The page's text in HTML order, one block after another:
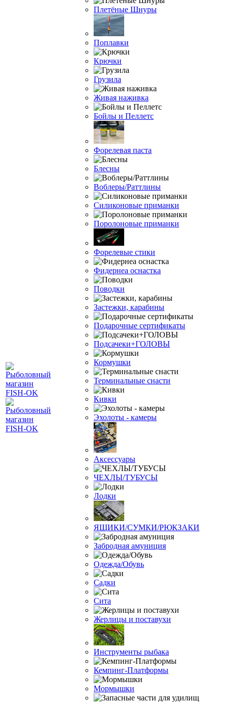
Плетёные Шнуры
Поплавки
Крючки
Грузила
Живая наживка
Бойлы и Пеллетс
Форелевая паста
Блесны
Воблеры/Раттлины
Силиконовые приманки
Поролоновые приманки
Форелевые стики
Фидернеа оснастка
Поводки
Застежки, карабины
Подарочные сертификаты
Подсачеки+ГОЛОВЫ
Кормушки
Терминальные снасти
Кивки
Эхолоты - камеры
Аксессуары
ЧЕХЛЫ/ТУБУСЫ
Лодки
ЯЩИКИ/СУМКИ/РЮКЗАКИ
Забродная амуниция
Одежда/Обувь
Садки
Сита
Жерлицы и поставухи
Инструменты рыбака
Кемпинг-Платформы
Мормышки